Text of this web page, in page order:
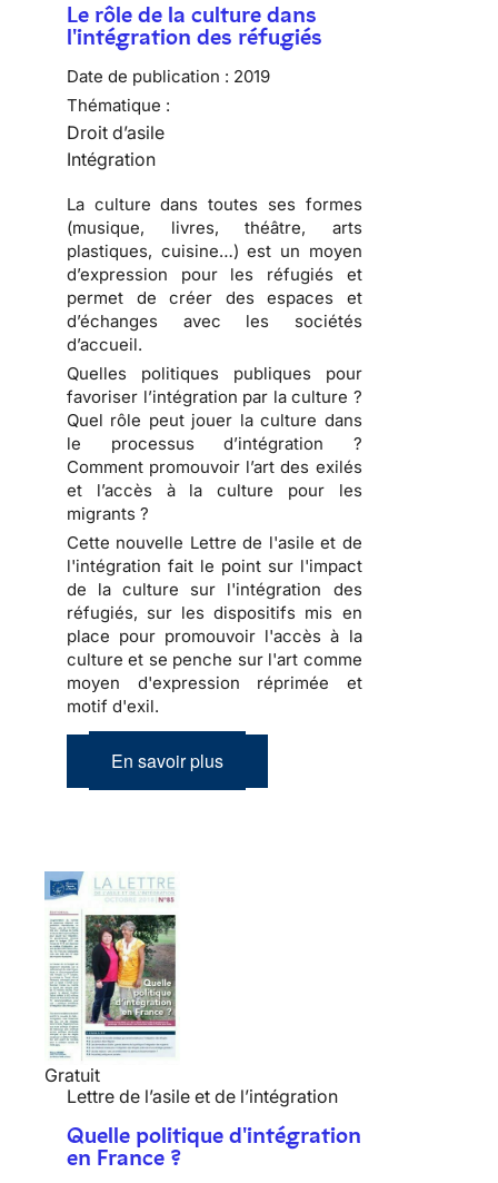
Le rôle de la culture dans
l'intégration des réfugiés
Date de publication : 2019
Thématique :
Droit d’asile
Intégration
La culture dans toutes ses formes
(musique, livres, théâtre, arts
plastiques, cuisine…) est un moyen
d’expression pour les réfugiés et
permet de créer des espaces et
d’échanges avec les sociétés
d’accueil.
Quelles politiques publiques pour
favoriser l’intégration par la culture ?
Quel rôle peut jouer la culture dans
le processus d’intégration ?
Comment promouvoir l’art des exilés
et l’accès à la culture pour les
migrants ?
Cette nouvelle Lettre de l'asile et de
l'intégration fait le point sur l'impact
de la culture sur l'intégration des
réfugiés, sur les dispositifs mis en
place pour promouvoir l'accès à la
culture et se penche sur l'art comme
moyen d'expression réprimée et
motif d'exil.
En savoir plus
Gratuit
Lettre de l’asile et de l’intégration
Quelle politique d'intégration
en France ?